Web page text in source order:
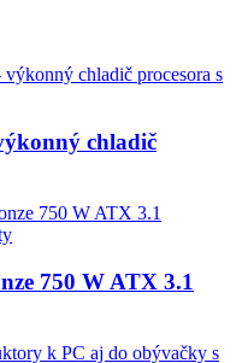
chladič
750 W ATX 3.1